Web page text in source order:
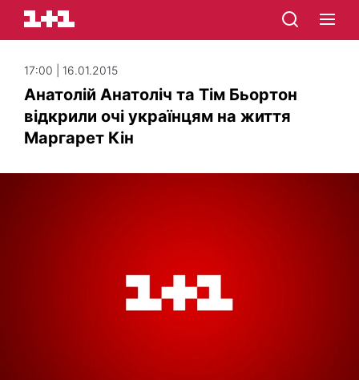
17:00 | 16.01.2015
Анатолій Анатоліч та Тім Бьортон
відкрили очі українцям на життя
Маргарет Кін